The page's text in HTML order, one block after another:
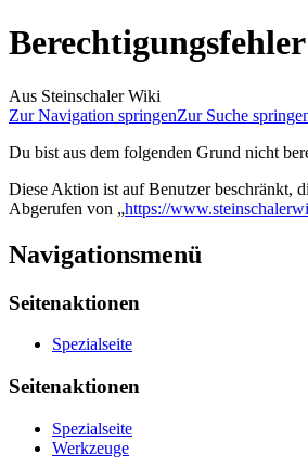
Berechtigungsfehler
Aus Steinschaler Wiki
Zur Navigation springenZur Suche
Du bist aus dem folgenden Grund nicht
Diese Aktion ist auf Benutzer beschränkt,
Abgerufen von „https://
Navigationsmenü
Seitenaktionen
Spezialseite
Seitenaktionen
Spezialseite
Werkzeuge